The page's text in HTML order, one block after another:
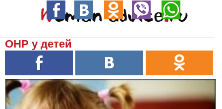
ОНР у детей